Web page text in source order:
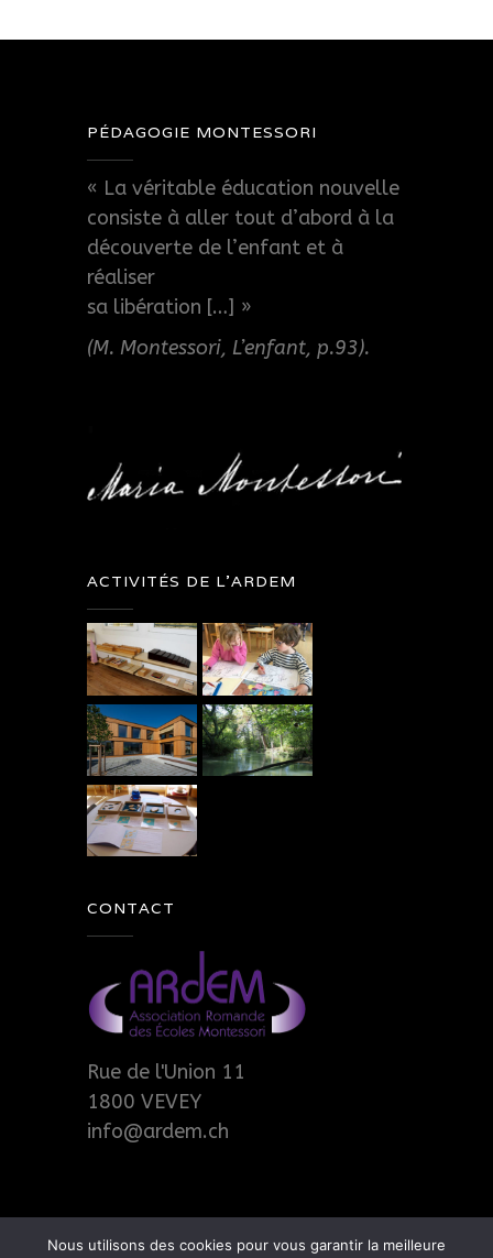
PÉDAGOGIE MONTESSORI
« La véritable éducation nouvelle
consiste à aller tout d’abord à la
découverte de l’enfant et à
réaliser
sa libération […] »
(M. Montessori, L’enfant, p.93).
ACTIVITÉS DE L’ARDEM
CONTACT
Rue de l'Union 11
1800 VEVEY
info@ardem.ch
Nous utilisons des cookies pour vous garantir la meilleure